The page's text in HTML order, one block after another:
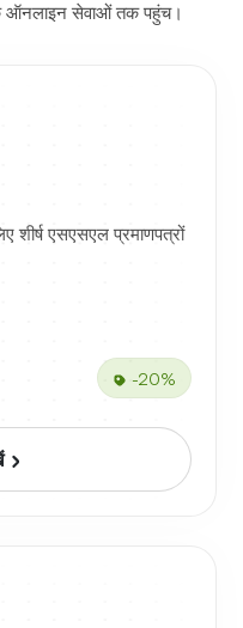
ऑनलाइन सेवाओं तक पहुंच।
शीर्ष एसएसएल प्रमाणपत्रों
-20%